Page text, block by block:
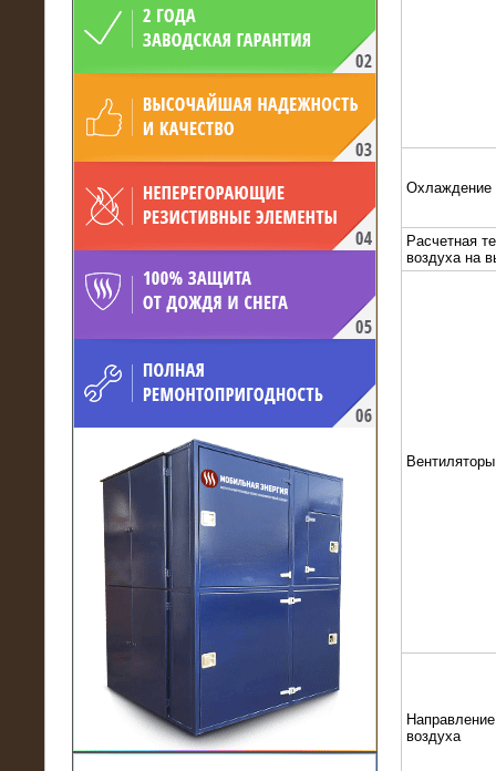
произведён высоковольтный
нагрузочный комплекс 24 МВт с
напряжением 6/10 кВ
15.04.2017
Нагрузочный комплекс 16 МВт с
21.03.2017
Комплектная трансформаторная
подстанция 6 МВА (морское
исполнение, IP56)
Охлаждение
Расчетная
воздуха на
Вентиляторы
воздуха